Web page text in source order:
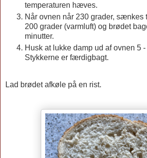
temperaturen hæves.
Når ovnen når 230 grader, sænkes
200 grader (varmluft) og brødet
minutter.
Husk at lukke damp ud af ovnen 5
Stykkerne er færdigbagt.
Lad brødet afkøle på en rist.